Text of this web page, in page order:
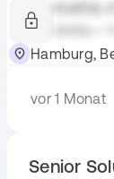
FORTIS
Hamburg,
vor 1 Monat
Senior